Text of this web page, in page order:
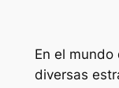
En el
diversas